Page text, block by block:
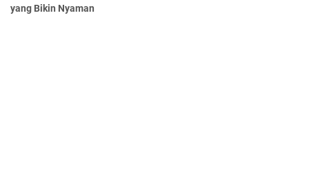
yang Bikin Nyaman